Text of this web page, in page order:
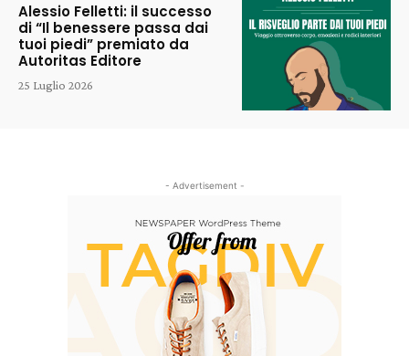
Alessio Felletti: il successo
di “Il benessere passa dai
tuoi piedi” premiato da
Autoritas Editore
25 Luglio 2026
- Advertisement -